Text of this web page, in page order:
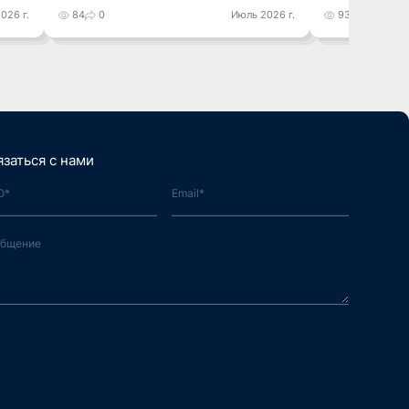
г. 84 0 Июль 2026 г. 93
с нами